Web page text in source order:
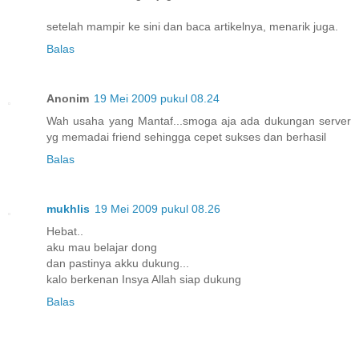
setelah mampir ke sini dan baca artikelnya, menarik juga.
Balas
Anonim 19 Mei 2009 pukul 08.24
Wah usaha yang Mantaf...smoga aja ada dukungan server
yg memadai friend sehingga cepet sukses dan berhasil
Balas
mukhlis 19 Mei 2009 pukul 08.26
Hebat..
aku mau belajar dong
dan pastinya akku dukung...
kalo berkenan Insya Allah siap dukung
Balas